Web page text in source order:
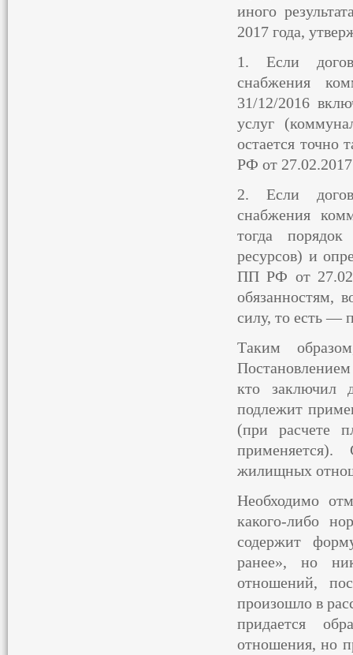
иного
2017 года,
1. Если
снабжения
31/12/2016
услуг
остается
РФ от
2. Если
снабжения
тогда
ресурсов) и
ПП РФ от
обязанностям,
силу, то есть —
Таким
кто заключил
подлежит
(при расчете
жилищных
Необходимо
какого-либо
содержит
ранее», но
отношений,
произошло в
придается
отношения, но